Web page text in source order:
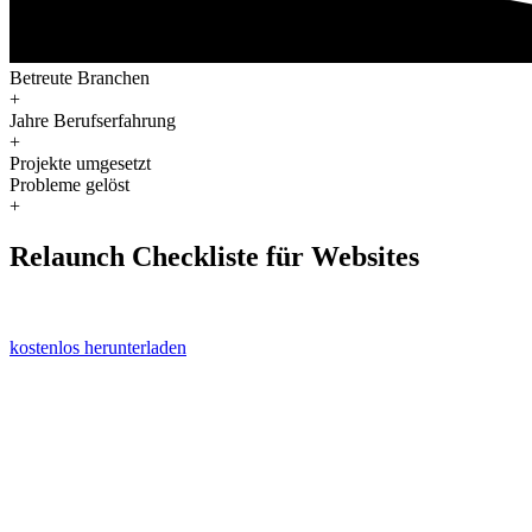
Betreute Branchen
+
Jahre Berufserfahrung
+
Projekte umgesetzt
Probleme gelöst
+
Relaunch Checkliste für Websites
kostenlos herunterladen